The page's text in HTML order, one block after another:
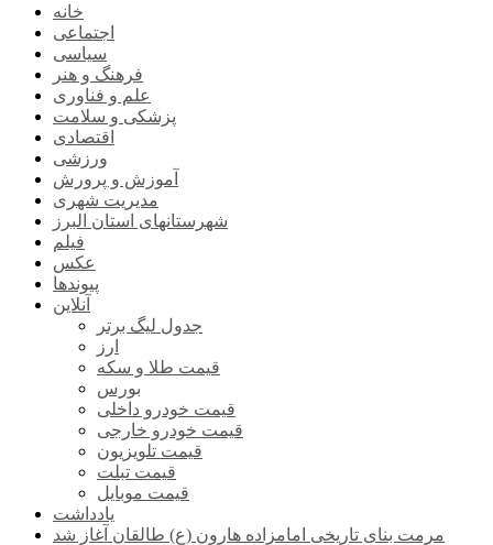
خانه
اجتماعی
سیاسی
فرهنگ و هنر
علم و فناوری
پزشکی و سلامت
اقتصادی
ورزشی
آموزش و پرورش
مدیریت شهری
شهرستانهای استان البرز
فیلم
عکس
پیوندها
آنلاین
جدول لیگ برتر
ارز
قیمت طلا و سکه
بورس
قیمت خودرو داخلی
قیمت خودرو خارجی
قیمت تلویزیون
قیمت تبلت
قیمت موبایل
یادداشت
مرمت بنای تاریخی امامزاده هارون (ع) طالقان آغاز شد